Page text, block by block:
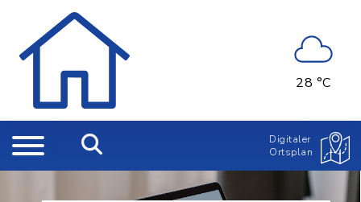
28 °C
Digitaler
Ortsplan